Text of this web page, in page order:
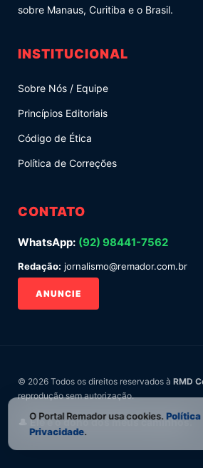
sobre Manaus, Curitiba e o Brasil.
INSTITUCIONAL
Sobre Nós / Equipe
Princípios Editoriais
Código de Ética
Política de Correções
CONTATO
WhatsApp: (92) 98441-7562
Redação: jornalismo@remador.com.br
ANUNCIE
© 2026 Todos os direitos reservados à RMD
reprodução sem autorização.
🎩 Ele é o dono dos meus caminhos.
O Portal Remador usa cookies.Política
Privacidade.